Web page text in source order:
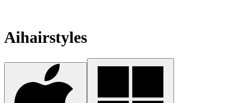
Aihairstyles